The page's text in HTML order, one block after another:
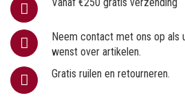
Neem contact met ons op als
wenst over artikelen.
Gratis ruilen en retourneren.